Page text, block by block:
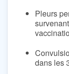
Pleurs
dans les